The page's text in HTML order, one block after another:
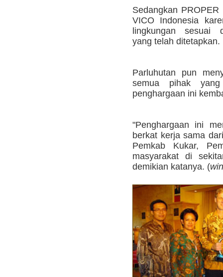
Sedangkan
VICO Indonesia
lingkungan sesuai
yang telah ditetapkan.
Parluhutan pun
semua pihak
penghargaan ini
"Penghargaan ini
berkat kerja sama
Pemkab Kukar,
masyarakat di
demikian katanya. (win